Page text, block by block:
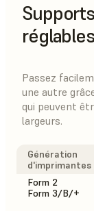
réglables
Passez
une autre
qui peuvent
largeurs.
Génération
d'imprimantes
Form 2
Form 3/B/+